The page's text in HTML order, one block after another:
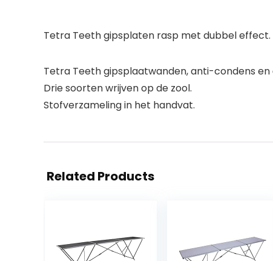
Tetra Teeth gipsplaten rasp met dubbel
Tetra Teeth gipsplaatwanden, anti-condens en
Drie soorten wrijven op de zool.
Stofverzameling in het handvat.
Related Products